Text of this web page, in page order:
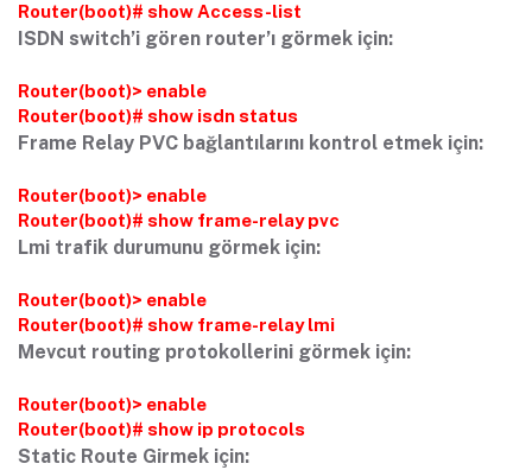
Router(boot)# show Access-list
ISDN switch’i gören router’ı görmek için:
Router(boot)> enable
Router(boot)# show isdn status
Frame Relay PVC bağlantılarını kontrol etmek için:
Router(boot)> enable
Router(boot)# show frame-relay pvc
Lmi trafik durumunu görmek için:
Router(boot)> enable
Router(boot)# show frame-relay lmi
Mevcut routing protokollerini görmek için:
Router(boot)> enable
Router(boot)# show ip protocols
Static Route Girmek için: